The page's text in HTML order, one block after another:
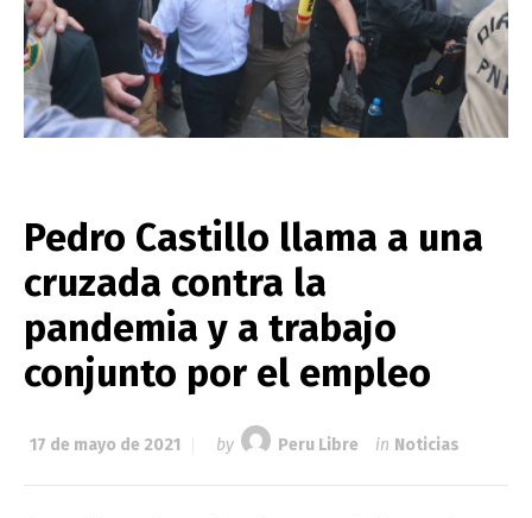
Pedro Castillo llama a una
cruzada contra la
pandemia y a trabajo
conjunto por el empleo
17 de mayo de 2021 by Peru Libre in Noticias